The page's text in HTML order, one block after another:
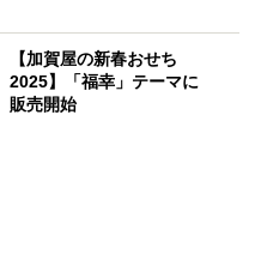
【加賀屋の新春おせち
2025】「福幸」テーマに
販売開始